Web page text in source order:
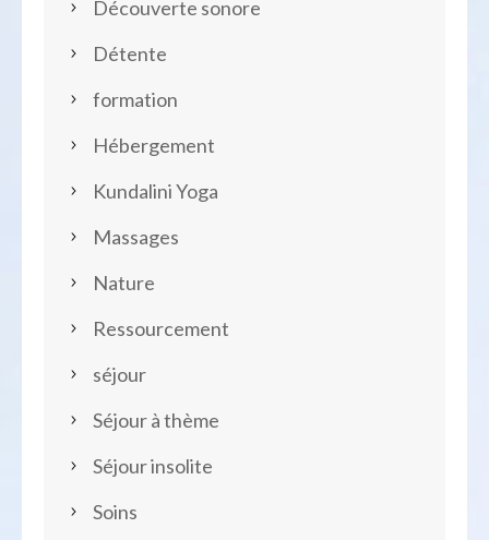
Découverte sonore
Détente
formation
Hébergement
Kundalini Yoga
Massages
Nature
Ressourcement
séjour
Séjour à thème
Séjour insolite
Soins